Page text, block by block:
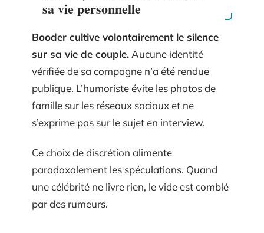
sa vie personnelle
Booder cultive volontairement le silence
sur sa vie de couple. Aucune identité
vérifiée de sa compagne n’a été rendue
publique. L’humoriste évite les photos de
famille sur les réseaux sociaux et ne
s’exprime pas sur le sujet en interview.
Ce choix de discrétion alimente
paradoxalement les spéculations. Quand
une célébrité ne livre rien, le vide est comblé
par des rumeurs.